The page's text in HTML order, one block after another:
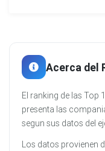
Acerca del
El ranking de las Top
presenta las
segun sus datos del
Los datos provienen